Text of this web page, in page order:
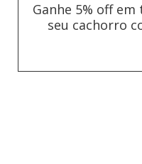
Ganhe 5% off
seu cachorro